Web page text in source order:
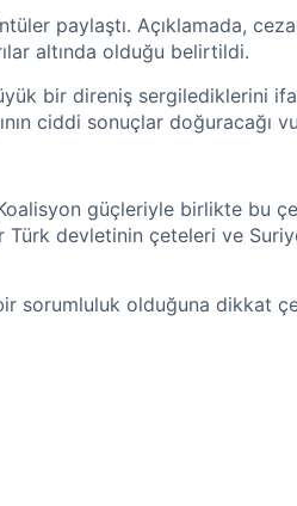
paylaştı. Açıklamada,
altında olduğu belirtildi.
bir direniş sergilediklerini
ciddi sonuçlar doğuracağı
güçleriyle birlikte bu
devletinin çeteleri ve
sorumluluk olduğuna dikkat